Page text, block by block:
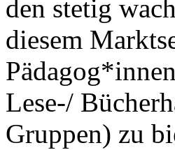
den stetig
diesem
Lese-/
Gruppen) zu